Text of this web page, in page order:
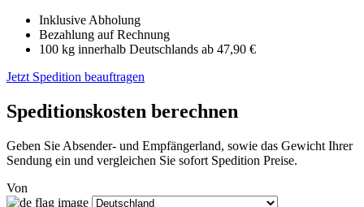
Inklusive Abholung
Bezahlung auf Rechnung
100 kg innerhalb Deutschlands ab 47,90 €
Jetzt Spedition beauftragen
Speditionskosten berechnen
Geben Sie Absender- und Empfängerland, sowie das Gewicht Ihrer
Sendung ein und vergleichen Sie sofort Spedition Preise.
Von